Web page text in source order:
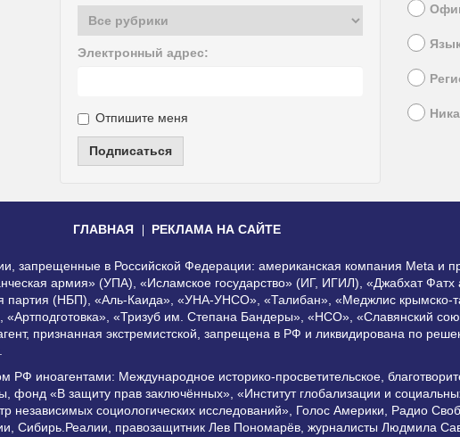
Электронный адрес:
Отпишите меня
Подписаться
ГЛАВНАЯ РЕКЛАМА НА САЙТЕ
запрещенные в Российской Федерации: американская компания Meta и
армия» (УПА), «Исламское государство» (ИГ, ИГИЛ), «Джабхат
партия (НБП), «Аль-Каида», «УНА-УНСО», «Талибан», «Меджлис крымско-
«Артподготовка», «Тризуб им. Степана Бандеры», «НСО», «Славянский
признанная экстремистской, запрещена в РФ и ликвидирована по
иноагентами: Международное историко-просветительское,
«В защиту прав заключённых», «Институт глобализации и
независимых социологических исследований», Голос Америки, Радио
Сибирь.Реалии, правозащитник Лев Пономарёв, журналисты Людмила